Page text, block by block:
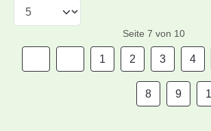
Seite 7 von 10
1 2 3 4
8 9